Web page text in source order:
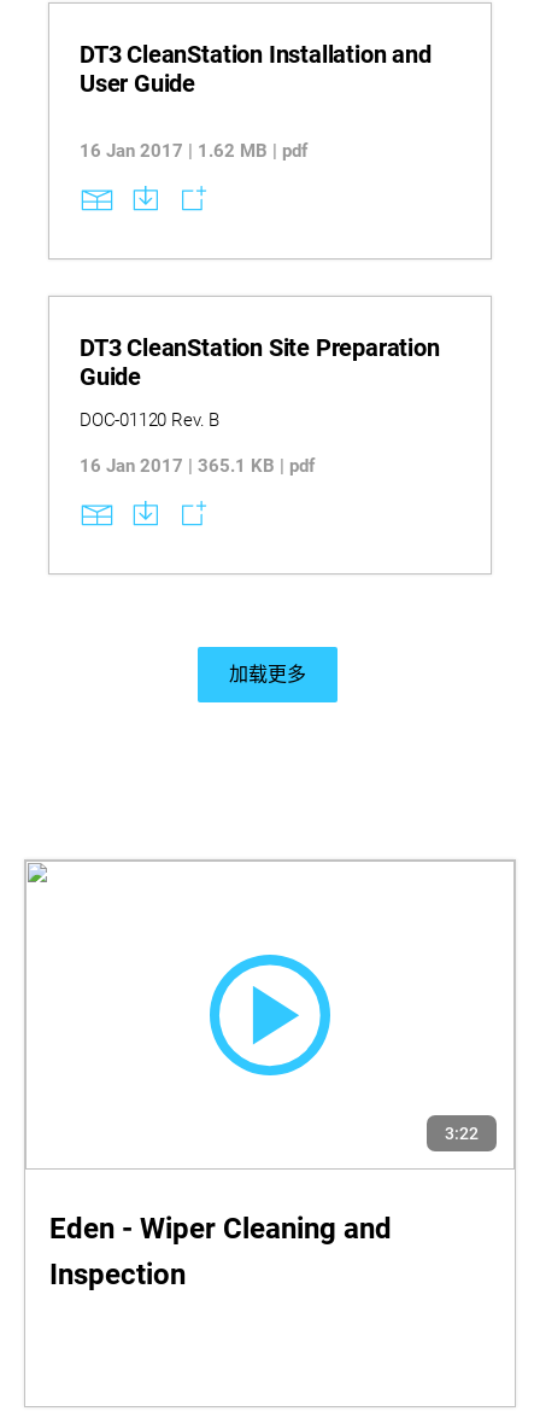
DT3 CleanStation Installation and
User Guide
16 Jan 2017 | 1.62 MB | pdf
DT3 CleanStation Site Preparation
Guide
DOC-01120 Rev. B
16 Jan 2017 | 365.1 KB | pdf
加载更多
3:22
Eden - Wiper Cleaning and
Inspection